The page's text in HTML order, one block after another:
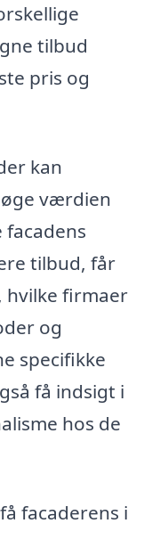
tilbud
pris og
kan
værdien
tilbud, får
hvilke firmaer
og
specifikke
få indsigt i
hos de
facaderens i